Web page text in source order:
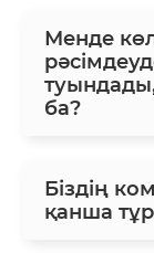
Менде
ба?
Біздің
қанша